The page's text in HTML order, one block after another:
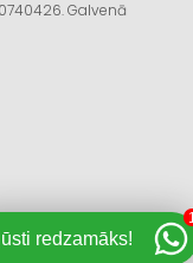
Galvenā
redzamāks!